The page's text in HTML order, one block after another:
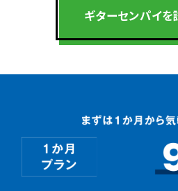
ギターセンパイを